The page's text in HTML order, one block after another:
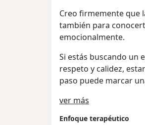
Creo firmemente que
también para
emocionalmente.
Si estás buscando un
respeto y calidez,
paso puede marcar
ver más
Enfoque terapéutico